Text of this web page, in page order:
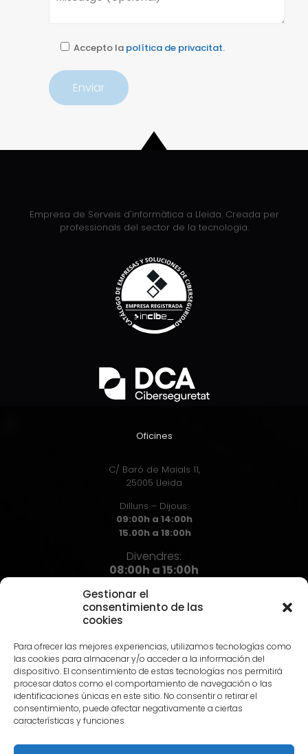
Gestionar el
consentimiento de las
cookies
Para ofrecer las mejores experiencias, utilizamos tecnologías como
las cookies para almacenar y/o acceder a la información del
dispositivo. El consentimiento de estas tecnologías nos permitirá
procesar datos como el comportamiento de navegación o las
identificaciones únicas en este sitio. No consentir o retirar el
consentimiento, puede afectar negativamente a ciertas
características y funciones.
Accepto la política de privacitat.
Empresa de Serveis d'informàtica a Lleida. Creada per
professionals del sector de la tecnologia.
Oficines
C/ Baró de Maials 11,
25005 Lleida
Dilluns – Dijous:
09:00h a 14:00h
15.00h a 18:00h
Divendres:
08:00h a 15:00h
973 72 71 72
info@hst.cat